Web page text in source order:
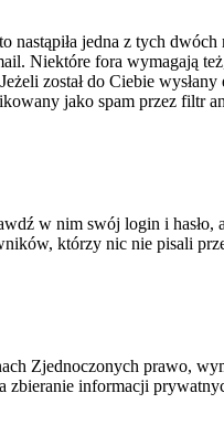
jedna z tych
Niektóre fora wymagają
został do Ciebie
jako spam przez filtr
w nim swój login i
którzy nic nie pisali
Zjednoczonych prawo,
informacji